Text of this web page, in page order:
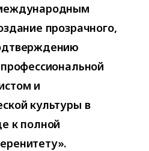
прозрачного,
и
культуры в
к полной